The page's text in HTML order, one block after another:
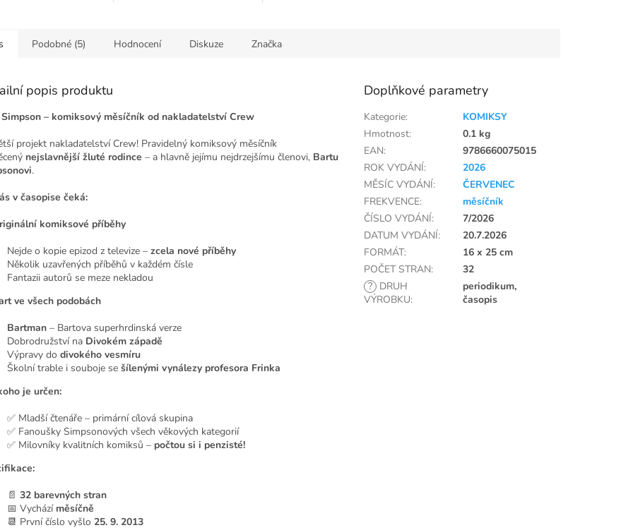
Podobné (5) Hodnocení Diskuze Značka
popis produktu
– komiksový měsíčník od nakladatelství Crew
projekt nakladatelství Crew! Pravidelný komiksový měsíčník
nejslavnější žluté rodince – a hlavně jejímu nejdrzejšímu členovi, Bartu
.
v časopise čeká:
komiksové příběhy
Nejde o kopie epizod z televize – zcela nové příběhy
Několik uzavřených příběhů v každém čísle
Fantazii autorů se meze nekladou
ve všech podobách
Bartman – Bartova superhrdinská verze
Dobrodružství na Divokém západě
Výpravy do divokého vesmíru
Školní trable i souboje se šílenými vynálezy profesora Frinka
je určen:
✅ Mladší čtenáře – primární cílová skupina
✅ Fanoušky Simpsonových všech věkových kategorií
✅ Milovníky kvalitních komiksů – počtou si i penzisté!
📄 32 barevných stran
📅 Vychází měsíčně
📆 První číslo vyšlo 25. 9. 2013
Doplňkové parametry
Kategorie:
KOMIKSY
Hmotnost:
0.1 kg
EAN:
9786660075015
ROK VYDÁNÍ:
2026
MĚSÍC VYDÁNÍ:
ČERVENEC
FREKVENCE:
měsíčník
ČÍSLO VYDÁNÍ:
7/2026
DATUM VYDÁNÍ:
20.7.2026
FORMÁT:
16 x 25 cm
POČET STRAN:
32
? DRUH
VÝROBKU:
periodikum,
časopis